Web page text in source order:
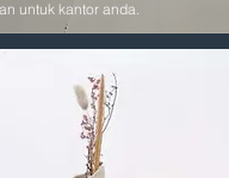
untuk kantor anda.